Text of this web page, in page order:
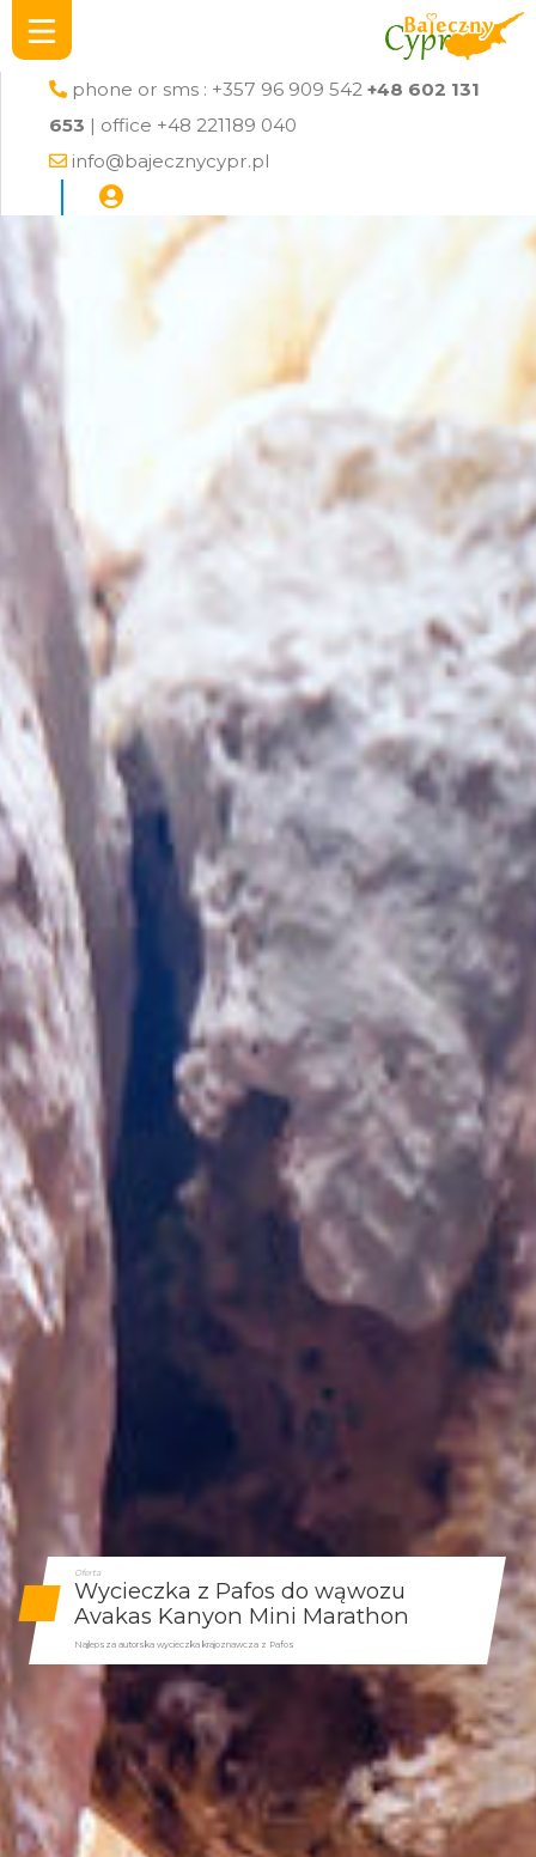
phone or sms : +357 96 909 542 +48 602 131
653 | office +48 221189 040
info@bajecznycypr.pl
Oferta
Wycieczka z Pafos do wąwozu
Avakas Kanyon Mini Marathon
Najlepsza autorska wycieczka krajoznawcza z Pafos